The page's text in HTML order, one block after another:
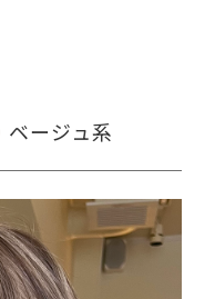
ベージュ系